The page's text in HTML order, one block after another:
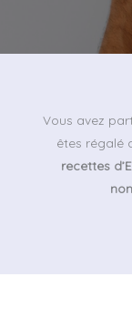
Vous avez
êtes régalé
recettes